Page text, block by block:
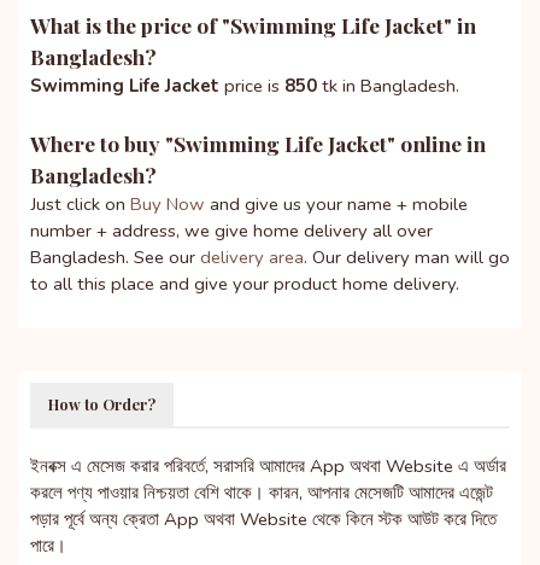
What is the price of "Swimming Life Jacket" in
Bangladesh?
Swimming Life Jacket price is 850 tk in Bangladesh.
Where to buy "Swimming Life Jacket" online in
Bangladesh?
Just click on Buy Now and give us your name + mobile
number + address, we give home delivery all over
Bangladesh. See our delivery area. Our delivery man will go
to all this place and give your product home delivery.
How to Order?
ইনবক্স এ মেসেজ করার পরিবর্তে, সরাসরি আমাদের App অথবা Website এ অর্ডার
করলে পণ্য পাওয়ার নিশ্চয়তা বেশি থাকে। কারন, আপনার মেসেজটি আমাদের এজেন্ট
পড়ার পূর্বে অন্য ক্রেতা App অথবা Website থেকে কিনে স্টক আউট করে দিতে
পারে।